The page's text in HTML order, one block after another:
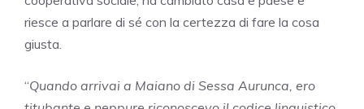
riesce a parlare di sé con la certezza di fare la cosa
giusta.
“Quando arrivai a Maiano di Sessa Aurunca, ero